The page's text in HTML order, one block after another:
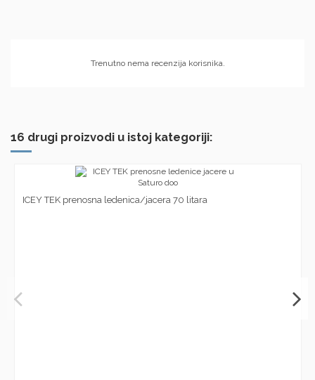
Trenutno nema recenzija korisnika.
16 drugi proizvodi u istoj kategoriji:
ICEY TEK prenosna ledenica/jacera 70 litara